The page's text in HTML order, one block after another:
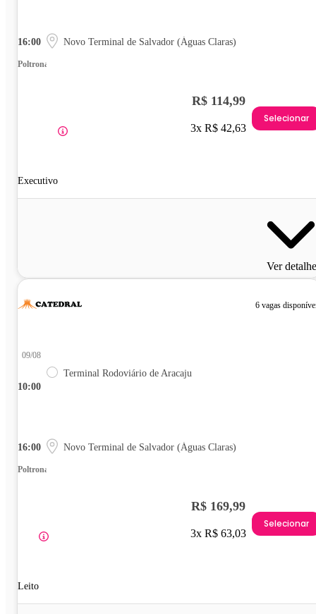
16:00 Novo Terminal de Salvador (Águas Claras)
Poltrona
Executivo
R$ 114,99
3x R$ 42,63
Selecionar
Ver
6 vagas
10:00
09/08
Terminal Rodoviário de Aracaju
16:00 Novo Terminal de Salvador (Águas Claras)
Poltrona
Leito
R$ 169,99
3x R$ 63,03
Selecionar